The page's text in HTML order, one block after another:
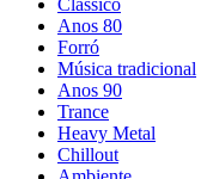
Anos 80
Forró
Música tradicional
Anos 90
Trance
Heavy Metal
Chillout